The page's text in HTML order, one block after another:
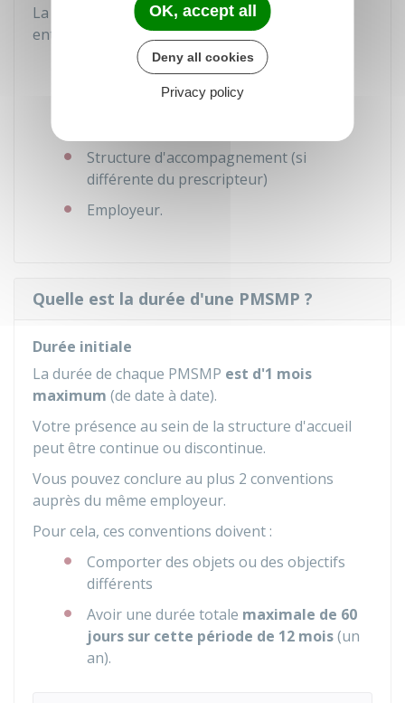
La PMSMP fait l'objet d'une convention conclue
entre les parties suivantes :
Structure d'accueil
Structure d'accompagnement (si
différente du prescripteur)
Employeur.
Quelle est la durée d'une PMSMP ?
Durée initiale
La durée de chaque PMSMP est d'1 mois
maximum (de date à date).
Votre présence au sein de la structure d'accueil
peut être continue ou discontinue.
Vous pouvez conclure au plus 2 conventions
auprès du même employeur.
Pour cela, ces conventions doivent :
Comporter des objets ou des objectifs
différents
Avoir une durée totale maximale de 60
jours sur cette période de 12 mois(un
an).
OK, accept all
Deny all cookies
Privacy policy